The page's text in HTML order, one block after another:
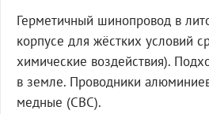
Герметичный шинопровод в
корпусе для жёстких условий
химические воздействия).
в земле. Проводники
медные (СВС).